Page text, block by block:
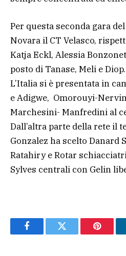
Per questa seconda gara
Novara il CT Velasco,
Katja Eckl, Alessia
posto di Tanase, Meli e Diop.
L’Italia si è presentata in
e Adigwe, Omorouyi-
Marchesini- Manfredini al
Dall’altra parte della rete il
Gonzalez ha scelto Danard
Ratahiry e Rotar
Sylves centrali con Gelin
FacebookTwitter